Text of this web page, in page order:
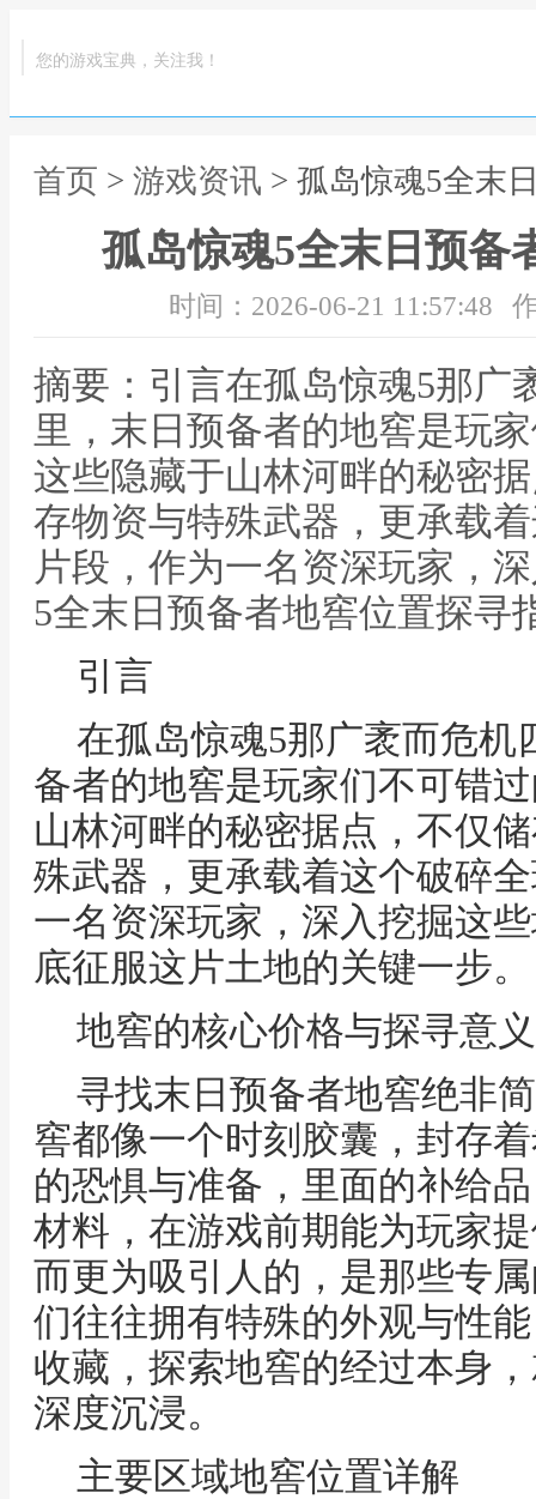
您的游戏宝典，关注我！
首页 > 游戏资讯 > 孤岛惊魂5全末
孤岛惊魂5全末日预备
时间：2026-06-21 11:57:48
摘要：引言在孤岛惊魂5那广
里，末日预备者的地窖是玩
这些隐藏于山林河畔的秘密
存物资与特殊武器，更承载
片段，作为一名资深玩家，
5全末日预备者地窖位置探寻
引言
在孤岛惊魂5那广袤而危机
备者的地窖是玩家们不可错
山林河畔的秘密据点，不仅
殊武器，更承载着这个破碎
一名资深玩家，深入挖掘这
底征服这片土地的关键一步。
地窖的核心价格与探寻意义
寻找末日预备者地窖绝非
窖都像一个时刻胶囊，封存
的恐惧与准备，里面的补给
材料，在游戏前期能为玩家
而更为吸引人的，是那些专
们往往拥有特殊的外观与性
收藏，探索地窖的经过本身
深度沉浸。
主要区域地窖位置详解